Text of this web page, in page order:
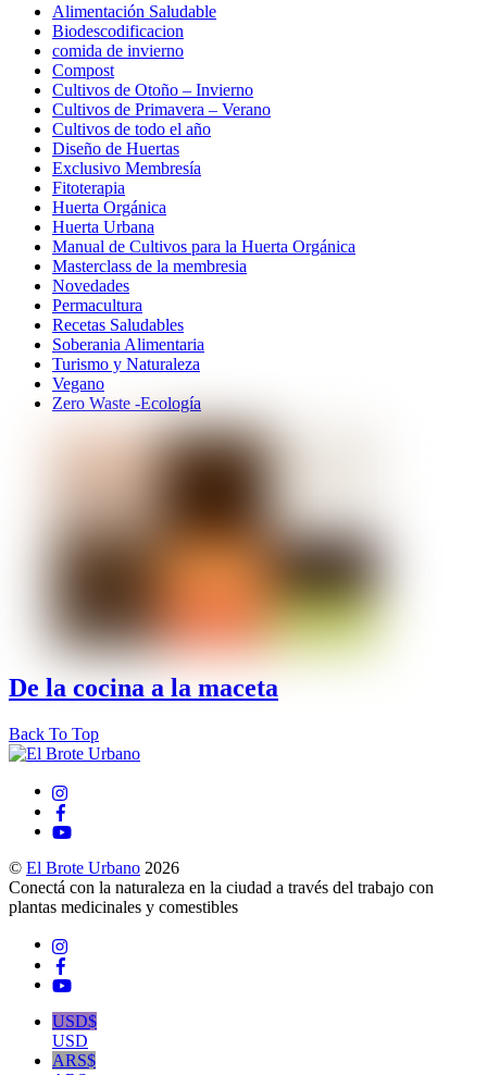
Alimentación Saludable
Biodescodificacion
comida de invierno
Compost
Cultivos de Otoño – Invierno
Cultivos de Primavera – Verano
Cultivos de todo el año
Diseño de Huertas
Exclusivo Membresía
Fitoterapia
Huerta Orgánica
Huerta Urbana
Manual de Cultivos para la Huerta Orgánica
Masterclass de la membresia
Novedades
Permacultura
Recetas Saludables
Soberania Alimentaria
Turismo y Naturaleza
Vegano
Zero Waste -Ecología
De la cocina a la maceta
Back To Top
© El Brote Urbano 2026
Conectá con la naturaleza en la ciudad a través del trabajo con
plantas medicinales y comestibles
USD$
USD
ARS$